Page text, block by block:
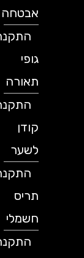
אבטחה
התקנת
תאורה
התקנת
לשער
התקנת
תריס
חשמלי
התקנת